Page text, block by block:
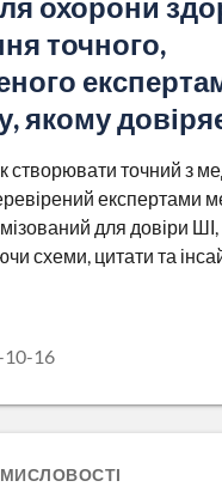
точного,
якому
створювати точний з
експертами
для довіри ШІ,
схеми, цитати та
10-16